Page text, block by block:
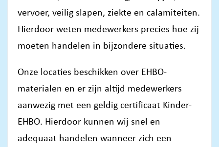
vervoer, veilig slapen, ziekte en calamiteiten.
Hierdoor weten medewerkers precies hoe zij
moeten handelen in bijzondere situaties.
Onze locaties beschikken over EHBO-
materialen en er zijn altijd medewerkers
aanwezig met een geldig certificaat Kinder-
EHBO. Hierdoor kunnen wij snel en
adequaat handelen wanneer zich een